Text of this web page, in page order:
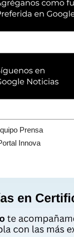
Prensa
Innova